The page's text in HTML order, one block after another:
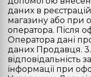
даних в
магазину або при
оператора. Після
Оператора дані
даних Продавця.
відповідальність
інформації при